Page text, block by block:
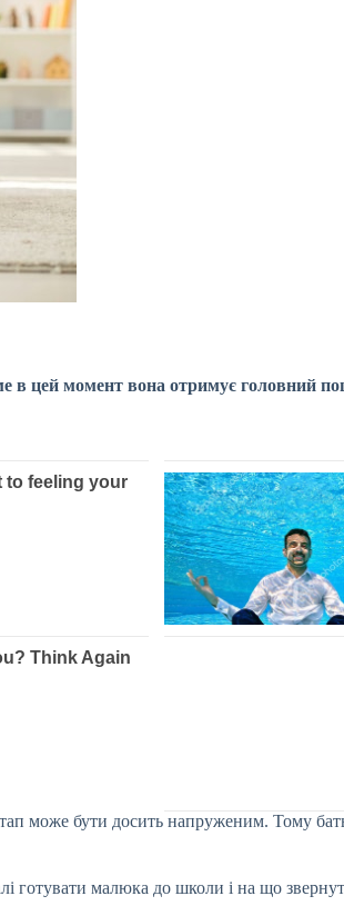
в цей момент вона отримує головний
може бути досить напруженим. Тому
малюка до школи і на що